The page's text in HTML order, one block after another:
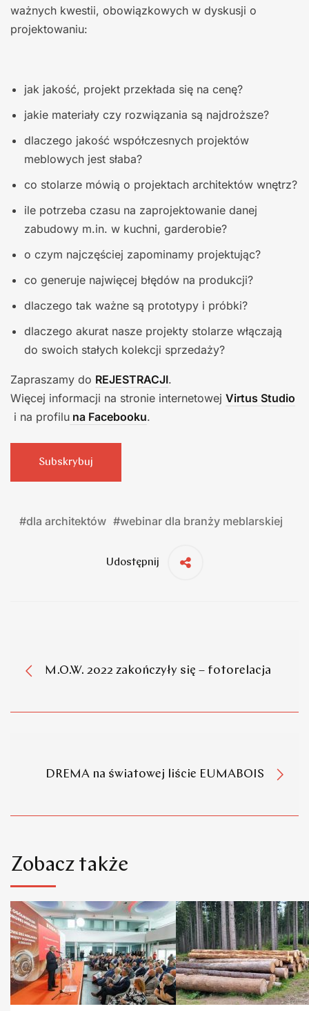
ważnych kwestii, obowiązkowych w dyskusji o
projektowaniu:
jak jakość, projekt przekłada się na cenę?
jakie materiały czy rozwiązania są najdroższe?
dlaczego jakość współczesnych projektów
meblowych jest słaba?
co stolarze mówią o projektach architektów wnętrz?
ile potrzeba czasu na zaprojektowanie danej
zabudowy m.in. w kuchni, garderobie?
o czym najczęściej zapominamy projektując?
co generuje najwięcej błędów na produkcji?
dlaczego tak ważne są prototypy i próbki?
dlaczego akurat nasze projekty stolarze włączają
do swoich stałych kolekcji sprzedaży?
Zapraszamy do REJESTRACJI.
Więcej informacji na stronie internetowej Virtus Studio
i na profilu na Facebooku.
Subskrybuj
#dla architektów #webinar dla branży meblarskiej
Udostępnij
M.O.W. 2022 zakończyły się – fotorelacja
DREMA na światowej liście EUMABOIS
Zobacz także